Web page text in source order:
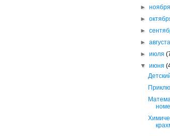
►
►
►
►
►июля
▼июня